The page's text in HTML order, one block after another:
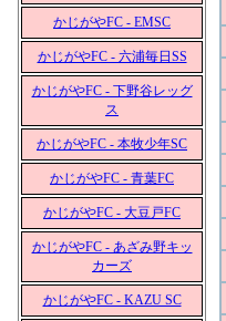
かじがやFC - EMSC
かじがやFC - 六浦毎日SS
かじがやFC - 下野谷レッグ
ス
かじがやFC - 本牧少年SC
かじがやFC - 青葉FC
かじがやFC - 大豆戸FC
かじがやFC - あざみ野キッ
カーズ
かじがやFC - KAZU SC